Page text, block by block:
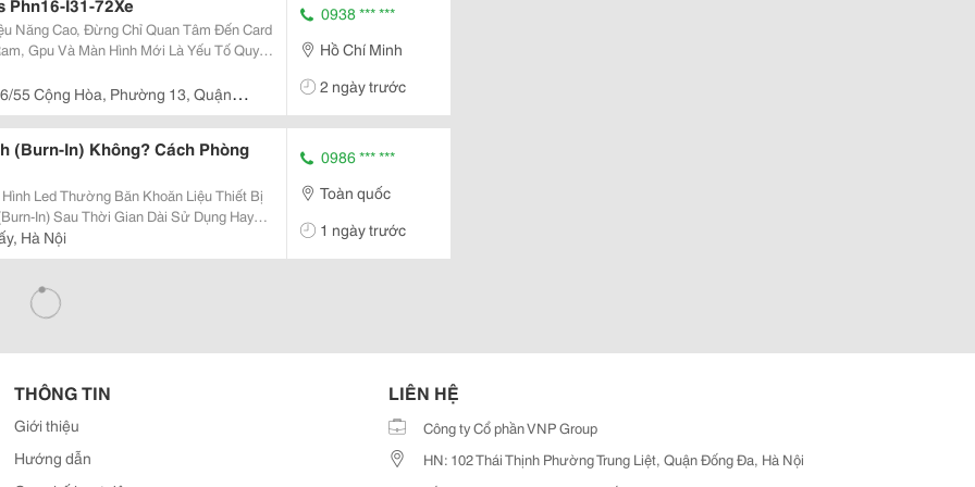
Năng Cao, Đừng Chỉ Quan Tâm Đến Card
Gpu Và Màn Hình Mới Là Yếu Tố Quyết
55 Cộng Hòa, Phường 13, Quận
0938 *** ***
Hồ Chí Minh
2 ngày trước
(Burn-In) Không? Cách Phòng
Led Thường Băn Khoăn Liệu Thiết Bị
In) Sau Thời Gian Dài Sử Dụng Hay
Hình Led Hiện Đại Có Khả Năng Hạn
Lựa...
Hà Nội
0986 *** ***
Toàn quốc
1 ngày trước
THÔNG TIN
Giới thiệu
Hướng dẫn
LIÊN HỆ
Công ty Cổ phần VNP Group
HN: 102 Thái Thịnh Phường Trung Liệt, Quận Đống Đa, Hà Nội